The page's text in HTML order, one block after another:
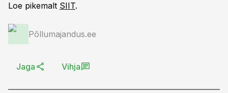
Loe pikemalt SIIT.
Põllumajandus.ee
Jaga Vihja